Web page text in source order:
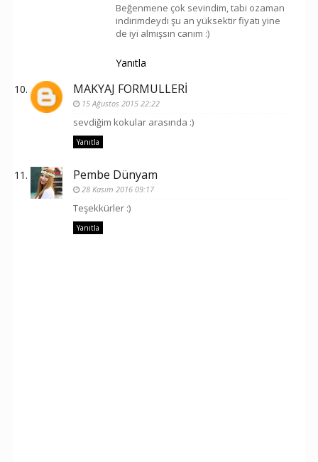
Beğenmene çok sevindim, tabi ozaman
indirimdeydi şu an yüksektir fiyatı yine
de iyi almışsın canım :)
Yanıtla
MAKYAJ FORMULLERİ
15 Ağustos 2015 22:22
sevdiğim kokular arasında :)
Yanıtla
Pembe Dünyam
28 Kasım 2016 09:17
Teşekkürler :)
Yanıtla